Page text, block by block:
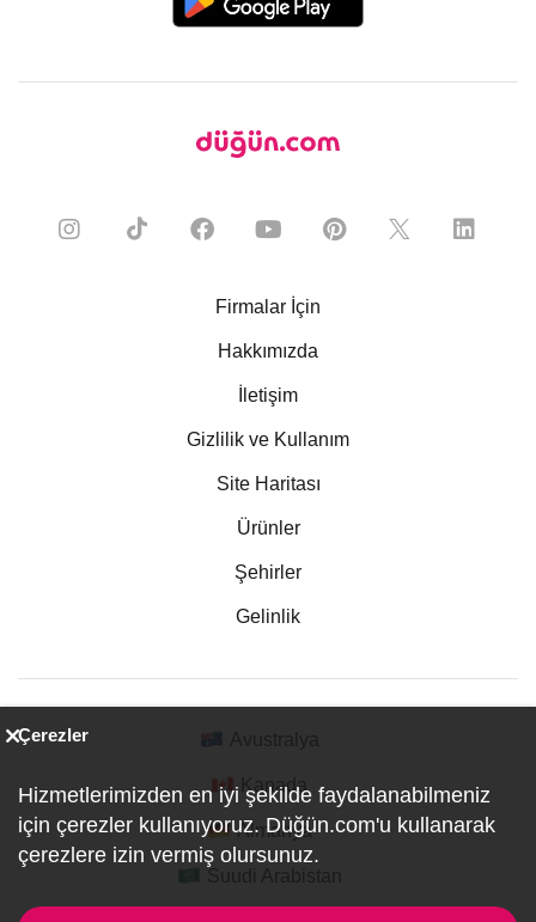
Firmalar İçin
Hakkımızda
İletişim
Gizlilik ve Kullanım
Site Haritası
Ürünler
Şehirler
Gelinlik
Kanada
Almanya
Çerezler
Hizmetlerimizden en iyi şekilde faydalanabilmeniz
için çerezler kullanıyoruz. Düğün.com'u kullanarak
çerezlere izin vermiş olursunuz.